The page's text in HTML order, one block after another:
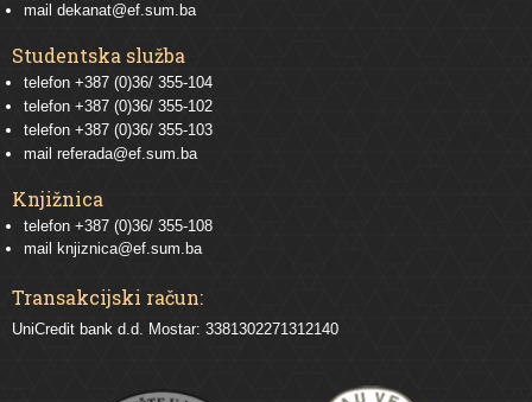
mail dekanat@ef.sum.ba
Studentska služba
telefon +387 (0)36/ 355-104
telefon +387 (0)36/ 355-102
telefon +387 (0)36/ 355-103
mail referada@ef.sum.ba
Knjižnica
telefon +387 (0)36/ 355-108
mail
knjiznica@ef.sum.ba
Transakcijski račun:
UniCredit bank d.d. Mostar: 3381302271312140